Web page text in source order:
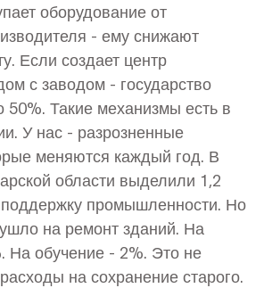
оборудование от
- ему снижают
Если создает центр
с заводом - государство
50%. Такие механизмы есть в
У нас - разрозненные
меняются каждый год. В
области выделили 1,2
промышленности. Но
на ремонт зданий. На
На обучение - 2%. Это не
на сохранение старого.